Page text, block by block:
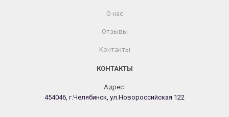
О нас
Отзывы
Контакты
КОНТАКТЫ
Адрес:
454046, г.Челябинск, ул.Новороссийская 122